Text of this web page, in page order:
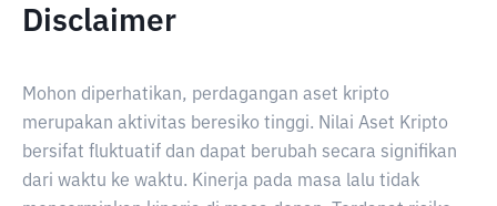
Disclaimer
Mohon diperhatikan, perdagangan aset kripto
merupakan aktivitas beresiko tinggi. Nilai Aset Kripto
bersifat fluktuatif dan dapat berubah secara signifikan
dari waktu ke waktu. Kinerja pada masa lalu tidak